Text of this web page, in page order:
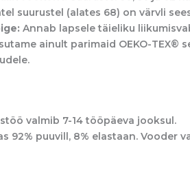
suurustel (alates 68) on värvli
Annab lapsele täieliku
ainult parimaid OEKO-
valmib 7-14 tööpäeva jooksul.
92% puuvill, 8% elastaan. Vooder